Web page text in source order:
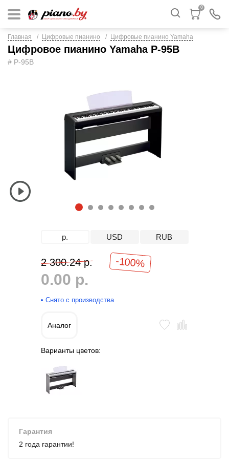
0
Главная Цифровые пианино Цифровые пианино Yamaha
Цифровое пианино Yamaha P-95B
# P-95B
1 2 3 4 5 6 7 8
р. USD RUB
2 300.24 р. -100%
0.00 р.
Снято с производства
Аналог
Варианты цветов:
Гарантия
2 года гарантии!